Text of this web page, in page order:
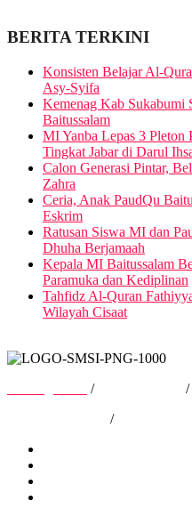
BERITA TERKINI
Konsisten Belajar Al-
Asy-Syifa
Kemenag Kab Sukabumi
Baitussalam
MI Yanba Lepas 3
Tingkat Jabar di Darul
Calon Generasi Pintar,
Zahra
Ceria, Anak PaudQu
Eskrim
Ratusan Siswa MI dan
Dhuha Berjamaah
Kepala MI Baitussalam
Paramuka dan Kediplinan
Tahfidz Al-Quran
Wilayah Cisaat
/
/
/